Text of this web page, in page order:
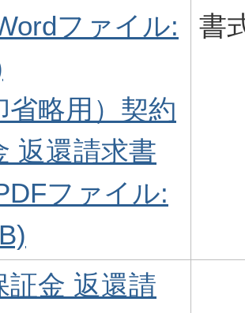
ファイル:
省略用）契約
返還請求書
ファイル:
書
証金 返還請